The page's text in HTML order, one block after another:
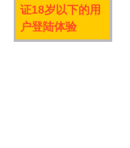
证18岁以下的用
户登陆体验